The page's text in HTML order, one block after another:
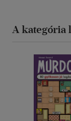
A kategória